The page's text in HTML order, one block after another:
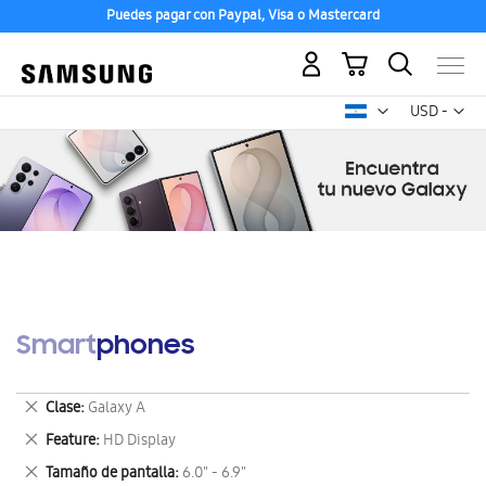
Puedes pagar con Paypal, Visa o Mastercard
USD -
dólar
Mi carrito
Smartphones
Clase Galaxy A
Eliminar
este
artículo
Feature HD Display
Eliminar
este
Tamaño de pantalla 6.0" - 6.9"
Eliminar